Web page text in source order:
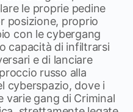
le proprie pedine
posizione, proprio
con le cybergang
capacità di infiltrarsi
e di lanciare
russo alla
cyberspazio, dove i
varie gang di Criminal